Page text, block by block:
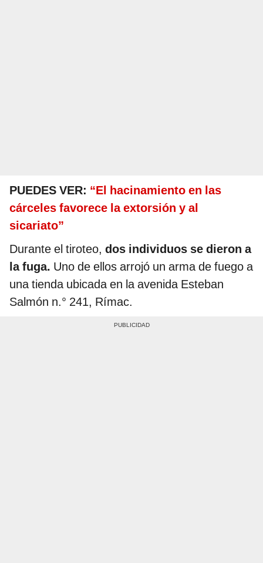
PUEDES VER: “El hacinamiento en las
cárceles favorece la extorsión y al
sicariato”
Durante el tiroteo, dos individuos se dieron a
la fuga. Uno de ellos arrojó un arma de fuego a
una tienda ubicada en la avenida Esteban
Salmón n.° 241, Rímac.